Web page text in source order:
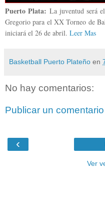
Puerto Plata:La juventud será
Gregorio para el XX Torneo de
iniciará el 26 de abril. Leer Mas
Basketball Puerto Plateño en
No hay comentarios:
Publicar un comentario
‹
Ver